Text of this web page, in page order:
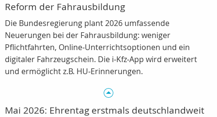
Reform der Fahrausbildung
Die Bundesregierung plant 2026 umfassende
Neuerungen bei der Fahrausbildung: weniger
Pflichtfahrten, Online‑Unterrichtsoptionen und ein
digitaler Fahrzeugschein. Die i‑Kfz‑App wird erweitert
und ermöglicht z.B. HU‑Erinnerungen.
Mai 2026: Ehrentag erstmals deutschlandweit